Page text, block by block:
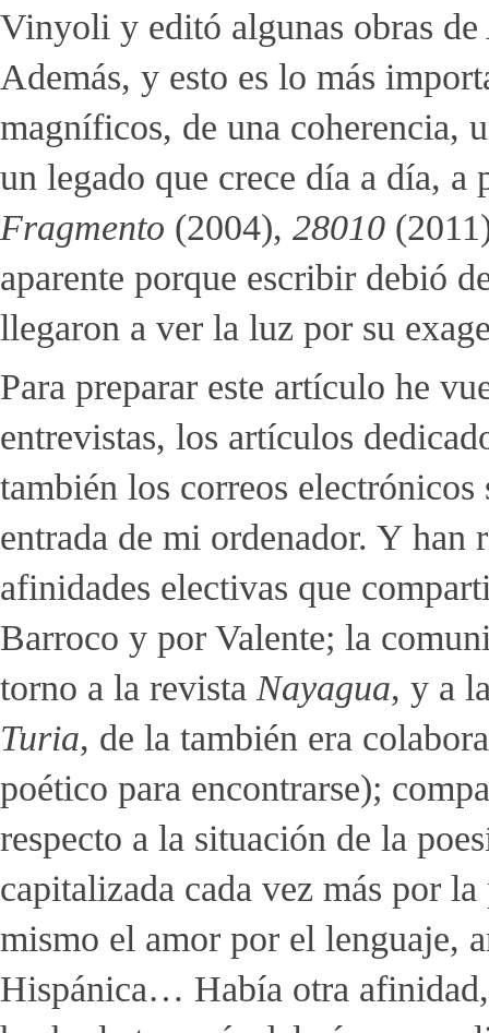
Vinyoli y editó algunas obras
Además, y esto es lo más
magníficos, de una coherencia,
un legado que crece día a día, a
Fragmento (2004), 28010
aparente porque escribir debió
llegaron a ver la luz por su
Para preparar este artículo he
entrevistas, los artículos
también los correos
entrada de mi ordenador. Y han
afinidades electivas que
Barroco y por Valente; la
torno a la revista Nayagua, y a
Turia, de la también era
poético para encontrarse);
respecto a la situación de la
capitalizada cada vez más por
mismo el amor por el lenguaje,
Hispánica… Había otra